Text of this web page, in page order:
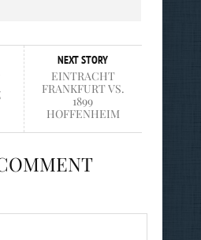
NEXT STORY
EINTRACHT
FRANKFURT VS.
1899
HOFFENHEIM